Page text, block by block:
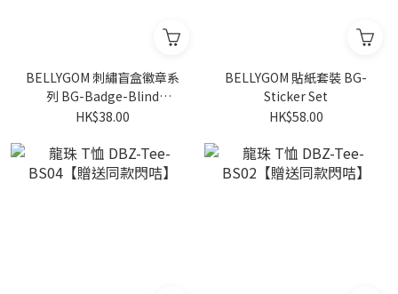
BELLYGOM 刺繡盲盒徽章系
列 BG-Badge-Blind
box【隨機款式】
HK$38.00
BELLYGOM 貼紙套裝 BG-
Sticker Set
HK$58.00